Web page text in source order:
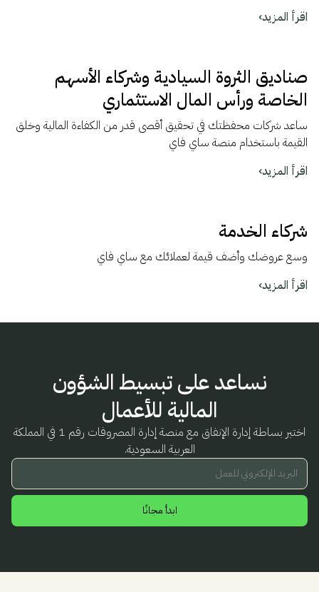
اقرأ المزيد›
صناديق الثروة السيادية وشركاء الأسهم
الخاصة ورأس المال الاستثماري
ساعد شركات محفظتك في تحقيق أقصى قدر من الكفاءة المالية وخلق
القيمة باستخدام منصة ساي فاي
اقرأ المزيد›
شركاء الخدمة
وسع عروضك وأضف قيمة لعملائك مع ساي فاي
اقرأ المزيد›
نساعد على تبسيط الشؤون
المالية للأعمال
اختبر بساطة إدارة الإنفاق مع منصة إدارة المصروفات رقم 1 في المملكة
العربية السعودية.
البريد الإلكتروني للعمل
ابدأ مجانًا